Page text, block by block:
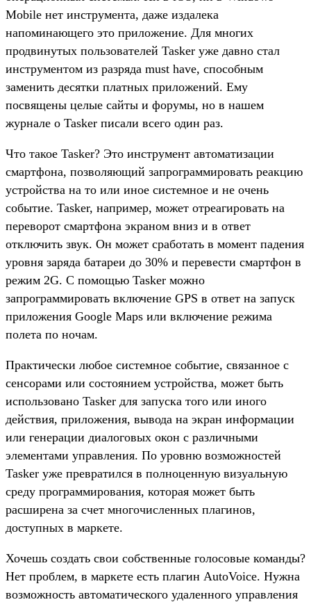
Mobile нет инструмента, даже издалека
напоминающего это приложение. Для многих
продвинутых пользователей Tasker уже давно стал
инструментом из разряда must have, способным
заменить десятки платных приложений. Ему
посвящены целые сайты и форумы, но в нашем
журнале о Tasker писали всего один раз.
Что такое Tasker? Это инструмент автоматизации
смартфона, позволяющий запрограммировать реакцию
устройства на то или иное системное и не очень
событие. Tasker, например, может отреагировать на
переворот смартфона экраном вниз и в ответ
отключить звук. Он может сработать в момент падения
уровня заряда батареи до 30% и перевести смартфон в
режим 2G. С помощью Tasker можно
запрограммировать включение GPS в ответ на запуск
приложения Google Maps или включение режима
полета по ночам.
Практически любое системное событие, связанное с
сенсорами или состоянием устройства, может быть
использовано Tasker для запуска того или иного
действия, приложения, вывода на экран информации
или генерации диалоговых окон с различными
элементами управления. По уровню возможностей
Tasker уже превратился в полноценную визуальную
среду программирования, которая может быть
расширена за счет многочисленных плагинов,
доступных в маркете.
Хочешь создать свои собственные голосовые команды?
Нет проблем, в маркете есть плагин AutoVoice. Нужна
возможность автоматического удаленного управления